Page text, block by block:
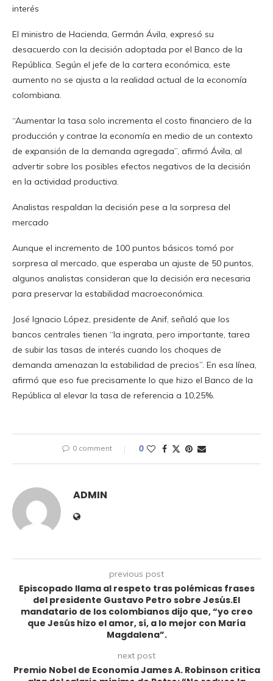
interés
El ministro de Hacienda, Germán Ávila, expresó su
desacuerdo con la decisión adoptada por el Banco de la
República. Según el jefe de la cartera económica, este
aumento no se ajusta a la realidad actual de la economía
colombiana.
“Aumentar la tasa solo incrementa el costo financiero de la
producción y contrae la economía en medio de un contexto
de expansión de la demanda agregada”, afirmó Ávila, al
advertir sobre los posibles efectos negativos de la decisión
en la actividad productiva.
Analistas respaldan la decisión pese a la sorpresa del
mercado
Aunque el incremento de 100 puntos básicos tomó por
sorpresa al mercado, que esperaba un ajuste de 50 puntos,
algunos analistas consideran que la decisión era necesaria
para preservar la estabilidad macroeconómica.
José Ignacio López, presidente de Anif, señaló que los
bancos centrales tienen “la ingrata, pero importante, tarea
de subir las tasas de interés cuando los choques de
demanda amenazan la estabilidad de precios”. En esa línea,
afirmó que eso fue precisamente lo que hizo el Banco de la
República al elevar la tasa de referencia a 10,25%.
0 comment 0
ADMIN
previous post
Episcopado llama al respeto tras polémicas frases
del presidente Gustavo Petro sobre Jesús.El
mandatario de los colombianos dijo que, “yo creo
que Jesús hizo el amor, sí, a lo mejor con María
Magdalena”.
next post
Premio Nobel de Economía James A. Robinson critica